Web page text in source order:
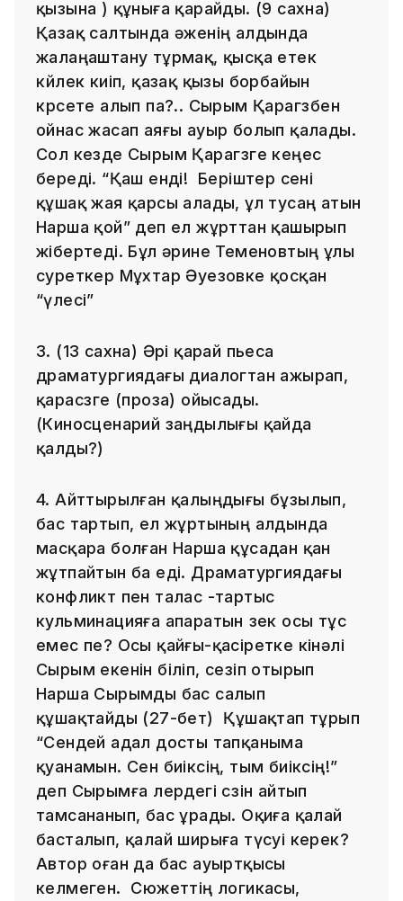
қызына ) құныға қарайды. (9 сахна)
Қазақ салтында әженің алдында
жалаңаштану тұрмақ, қысқа етек
көйлек киіп, қазақ қызы борбайын
көрсете алып па?.. Сырым Қарагөзбен
ойнас жасап аяғы ауыр болып қалады.
Сол кезде Сырым Қарагөзге кеңес
береді. “Қаш енді! Беріштер сені
құшақ жая қарсы алады, ұл тусаң атын
Нарша қой” деп ел жұрттан қашырып
жібертеді. Бұл әрине Теменовтың ұлы
суреткер Мұхтар Әуезовке қосқан
“үлесі”
3. (13 сахна) Әрі қарай пьеса
драматургиядағы диалогтан ажырап,
қарасөзге (проза) ойысады.
(Киносценарий заңдылығы қайда
қалды?)
4. Айттырылған қалыңдығы бұзылып,
бас тартып, ел жұртының алдында
масқара болған Нарша құсадан қан
жұтпайтын ба еді. Драматургиядағы
конфликт пен талас -тартыс
кульминацияға апаратын өзек осы тұс
емес пе? Осы қайғы-қасіретке кінәлі
Сырым екенін біліп, сезіп отырып
Нарша Сырымды бас салып
құшақтайды (27-бет) Құшақтап тұрып
“Сендей адал досты тапқаныма
қуанамын. Сен биіксің, тым биіксің!”
деп Сырымға өлердегі сөзін айтып
тамсананып, бас ұрады. Оқиға қалай
басталып, қалай ширыға түсуі керек?
Автор оған да бас ауыртқысы
келмеген. Сюжеттің логикасы,